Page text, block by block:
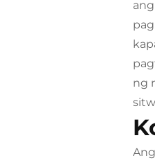
ng
Pasadya: ang sukat, kulay, at istilo ay
Kami ang tagagawa at maaaring i-
pangangailangan. Maligayang